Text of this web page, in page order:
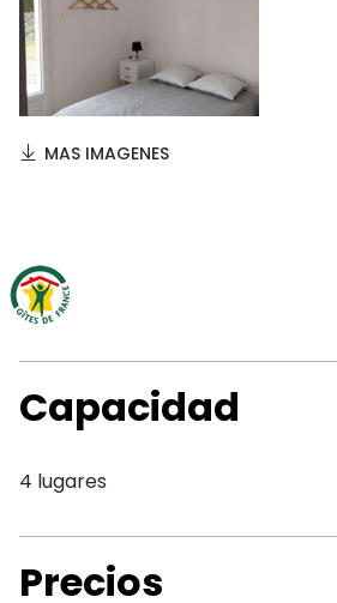
MAS IMAGENES
Capacidad
4 lugares
Precios